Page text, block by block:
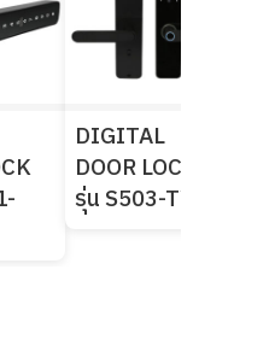
DIGITAL
DOOR LOCK
รุ่น S503-TYB